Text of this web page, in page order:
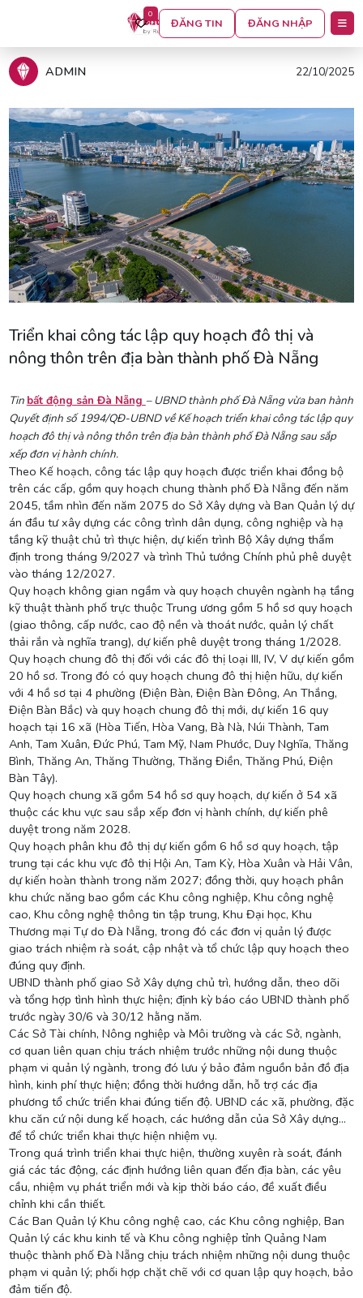
0
ĐĂNG TIN ĐĂNG NHẬP
ADMIN 22/10/2025
Triển khai công tác lập quy hoạch đô thị và
nông thôn trên địa bàn thành phố Đà Nẵng
Tin bất động sản Đà Nẵng – UBND thành phố Đà Nẵng vừa ban hành
Quyết định số 1994/QĐ-UBND về Kế hoạch triển khai công tác lập quy
hoạch đô thị và nông thôn trên địa bàn thành phố Đà Nẵng sau sắp
xếp đơn vị hành chính.
Theo Kế hoạch, công tác lập quy hoạch được triển khai đồng bộ
trên các cấp, gồm quy hoạch chung thành phố Đà Nẵng đến năm
2045, tầm nhìn đến năm 2075 do Sở Xây dựng và Ban Quản lý dự
án đầu tư xây dựng các công trình dân dụng, công nghiệp và hạ
tầng kỹ thuật chủ trì thực hiện, dự kiến trình Bộ Xây dựng thẩm
định trong tháng 9/2027 và trình Thủ tướng Chính phủ phê duyệt
vào tháng 12/2027.
Quy hoạch không gian ngầm và quy hoạch chuyên ngành hạ tầng
kỹ thuật thành phố trực thuộc Trung ương gồm 5 hồ sơ quy hoạch
(giao thông, cấp nước, cao độ nền và thoát nước, quản lý chất
thải rắn và nghĩa trang), dự kiến phê duyệt trong tháng 1/2028.
Quy hoạch chung đô thị đối với các đô thị loại III, IV, V dự kiến gồm
20 hồ sơ. Trong đó có quy hoạch chung đô thị hiện hữu, dự kiến
với 4 hồ sơ tại 4 phường (Điện Bàn, Điện Bàn Đông, An Thắng,
Điện Bàn Bắc) và quy hoạch chung đô thị mới, dự kiến 16 quy
hoạch tại 16 xã (Hòa Tiến, Hòa Vang, Bà Nà, Núi Thành, Tam
Anh, Tam Xuân, Đức Phú, Tam Mỹ, Nam Phước, Duy Nghĩa, Thăng
Bình, Thăng An, Thăng Thường, Thăng Điền, Thăng Phú, Điện
Bàn Tây).
Quy hoạch chung xã gồm 54 hồ sơ quy hoạch, dự kiến ở 54 xã
thuộc các khu vực sau sắp xếp đơn vị hành chính, dự kiến phê
duyệt trong năm 2028.
Quy hoạch phân khu đô thị dự kiến gồm 6 hồ sơ quy hoạch, tập
trung tại các khu vực đô thị Hội An, Tam Kỳ, Hòa Xuân và Hải Vân,
dự kiến hoàn thành trong năm 2027; đồng thời, quy hoạch phân
khu chức năng bao gồm các Khu công nghiệp, Khu công nghệ
cao, Khu công nghệ thông tin tập trung, Khu Đại học, Khu
Thương mại Tự do Đà Nẵng, trong đó các đơn vị quản lý được
giao trách nhiệm rà soát, cập nhật và tổ chức lập quy hoạch theo
đúng quy định.
UBND thành phố giao Sở Xây dựng chủ trì, hướng dẫn, theo dõi
và tổng hợp tình hình thực hiện; định kỳ báo cáo UBND thành phố
trước ngày 30/6 và 30/12 hằng năm.
Các Sở Tài chính, Nông nghiệp và Môi trường và các Sở, ngành,
cơ quan liên quan chịu trách nhiệm trước những nội dung thuộc
phạm vi quản lý ngành, trong đó lưu ý bảo đảm nguồn bản đồ địa
hình, kinh phí thực hiện; đồng thời hướng dẫn, hỗ trợ các địa
phương tổ chức triển khai đúng tiến độ. UBND các xã, phường, đặc
khu căn cứ nội dung kế hoạch, các hướng dẫn của Sở Xây dựng…
để tổ chức triển khai thực hiện nhiệm vụ.
Trong quá trình triển khai thực hiện, thường xuyên rà soát, đánh
giá các tác động, các định hướng liên quan đến địa bàn, các yêu
cầu, nhiệm vụ phát triển mới và kịp thời báo cáo, đề xuất điều
chỉnh khi cần thiết.
Các Ban Quản lý Khu công nghệ cao, các Khu công nghiệp, Ban
Quản lý các khu kinh tế và Khu công nghiệp tỉnh Quảng Nam
thuộc thành phố Đà Nẵng chịu trách nhiệm những nội dung thuộc
phạm vi quản lý; phối hợp chặt chẽ với cơ quan lập quy hoạch, bảo
đảm tiến độ.